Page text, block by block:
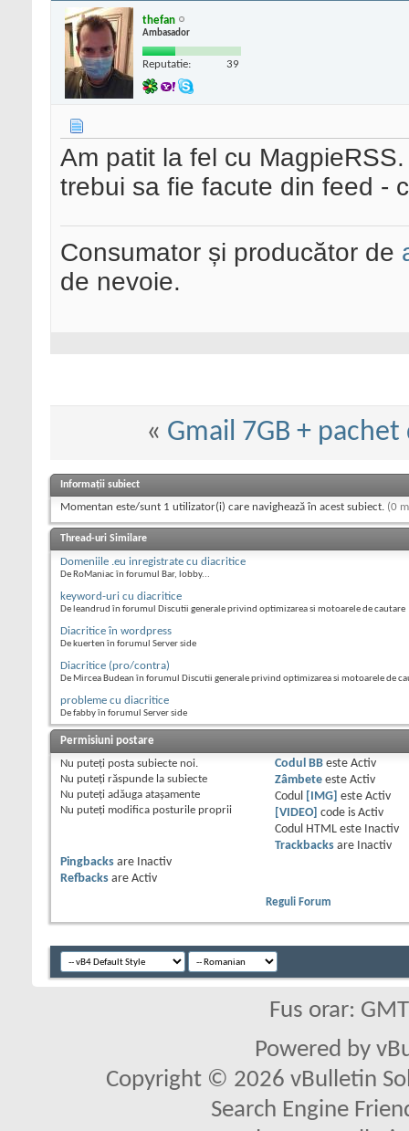
thefan
Ambasador
Reputatie: 39
Am patit la fel cu
trebui sa fie facute din feed -
Consumator și producător de
de nevoie.
« Gmail 7GB +
Informații subiect
Momentan este/sunt 1 utilizator(i) care navighează în acest subiect. (0
Thread-uri Similare
Domeniile .eu inregistrate cu diacritice
De RoManiac în forumul Bar, lobby...
keyword-uri cu diacritice
De leandrud în forumul Discutii generale privind optimizarea si motoarele de cautare
Diacritice în wordpress
De kuerten în forumul Server side
Diacritice (pro/contra)
De Mircea Budean în forumul Discutii generale privind optimizarea si motoarele de
probleme cu diacritice
De fabby în forumul Server side
Permisiuni postare
Nu puteţi posta subiecte noi.
Nu puteţi răspunde la subiecte
Nu puteţi adăuga ataşamente
Nu puteţi modifica posturile proprii
Codul BBeste Activ
Zâmbeteeste Activ
Codul
[IMG] este Activ
[VIDEO]
code is Activ
Codul HTML este
Inactiv
Trackbacksare
Inactiv
Pingbacks are
Inactiv
Refbacks are Activ
Reguli Forum
Fus orar:
Powered by
Copyright © 2026 vBulletin
Search Engine